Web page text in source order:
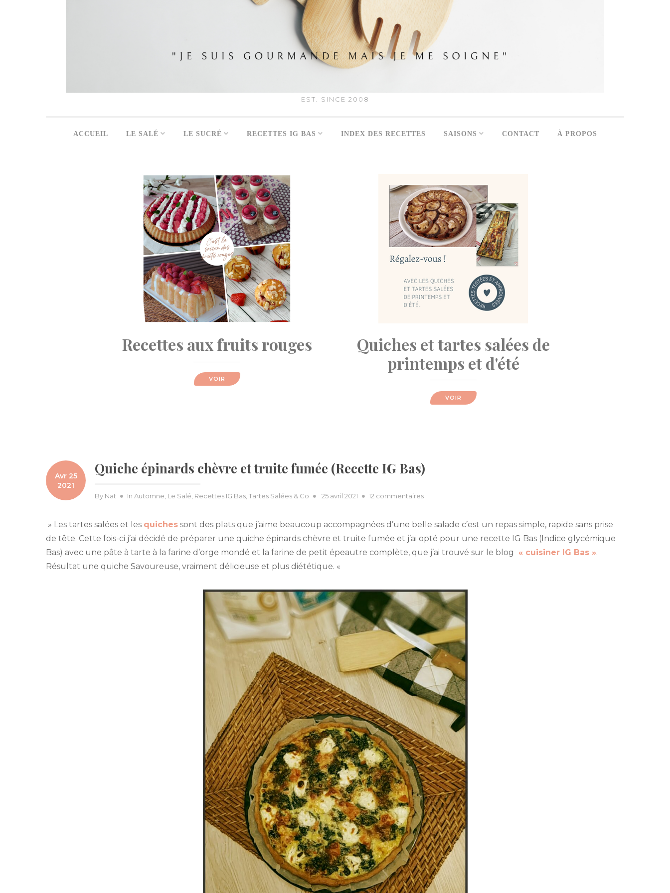
EST. SINCE 2008
ACCUEIL LE SALÉ LE SUCRÉ RECETTES IG BAS INDEX DES RECETTES SAISONS CONTACT À PROPOS
Recettes aux fruits rouges
VOIR
Quiches et tartes salées de
printemps et d'été
VOIR
Avr 25
2021
Quiche épinards chèvre et truite fumée (Recette IG Bas)
By Nat In Automne, Le Salé, Recettes IG Bas, Tartes Salées & Co
Posted
25 avril 2021 12 commentairessur
chèvre
et
truite
Bas)
» Les tartes salées et les quiches sont des plats que j’aime beaucoup accompagnées d’une belle salade c’est un repas simple, rapide sans prise
de tête. Cette fois-ci j’ai décidé de préparer une quiche épinards chèvre et truite fumée et j’ai opté pour une recette IG Bas (Indice glycémique
Bas) avec une pâte à tarte à la farine d’orge mondé et la farine de petit épeautre complète, que j’ai trouvé sur le blog
« cuisiner IG Bas ».
Résultat une quiche Savoureuse, vraiment délicieuse et plus diététique. «